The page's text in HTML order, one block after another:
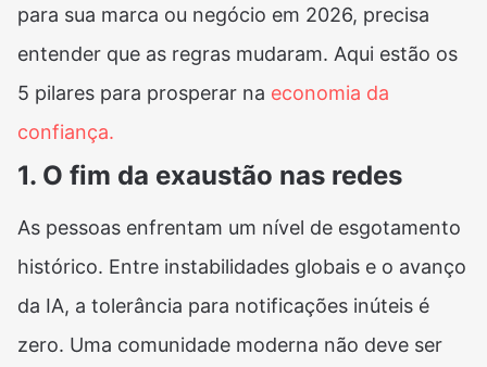
para sua marca ou negócio em 2026, precisa
entender que as regras mudaram. Aqui estão os
5 pilares para prosperar na economia da
confiança.
1. O fim da exaustão nas redes
As pessoas enfrentam um nível de esgotamento
histórico. Entre instabilidades globais e o avanço
da IA, a tolerância para notificações inúteis é
zero. Uma comunidade moderna não deve ser